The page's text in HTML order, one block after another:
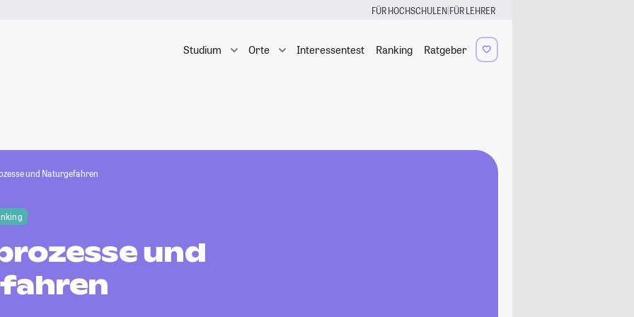
FÜR HOCHSCHULEN|FÜR LEHRER
Studium Orte Interessentest Ranking Ratgeber
und Naturgefahren
und